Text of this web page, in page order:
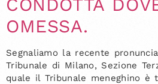
CONDOTTA
OMESSA.
Segnaliamo la recente
Tribunale di Milano, Sezione
quale il Tribunale meneghino è